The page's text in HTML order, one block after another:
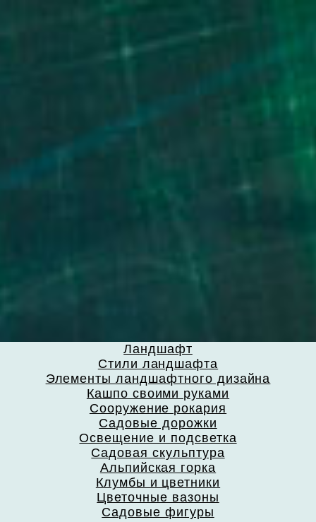
Ландшафт
Стили ландшафта
Элементы ландшафтного дизайна
Кашпо своими руками
Сооружение рокария
Садовые дорожки
Освещение и подсветка
Садовая скульптура
Альпийская горка
Клумбы и цветники
Цветочные вазоны
Садовые фигуры